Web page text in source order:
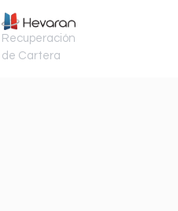
Recuperación
de Cartera